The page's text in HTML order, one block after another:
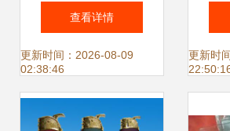
艺品产品系列解析
查看详情
更新时间：2026-08-09
02:38:46
何
家
更新时